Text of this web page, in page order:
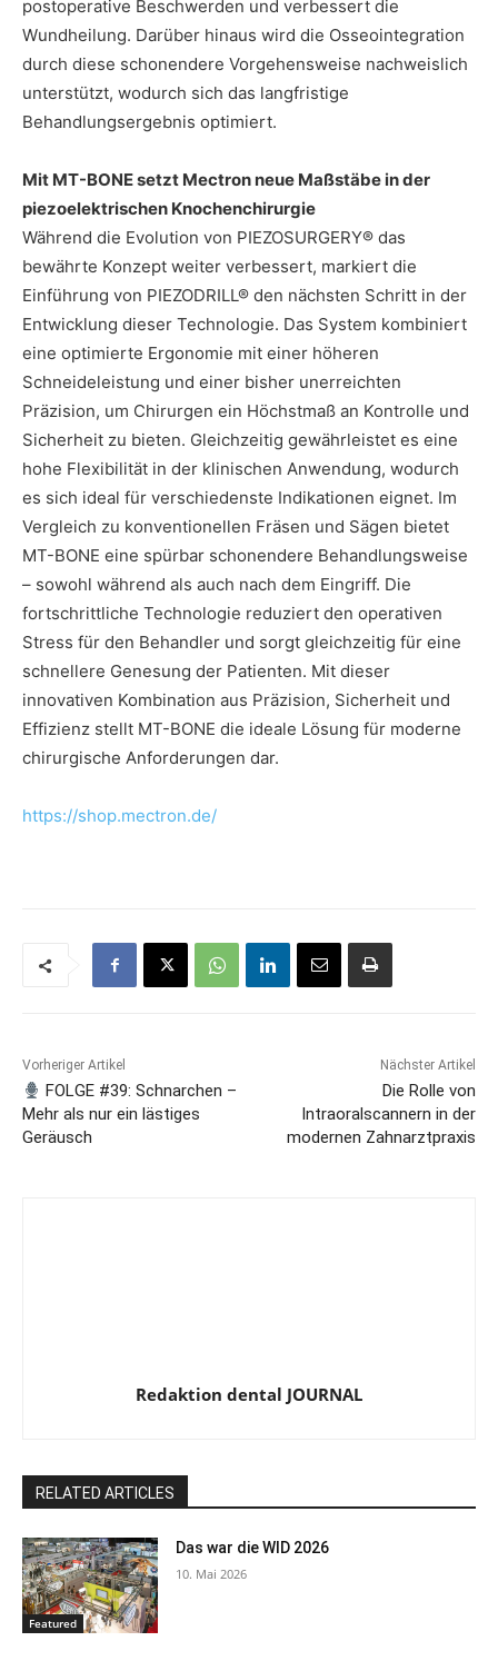
postoperative Beschwerden und verbessert die
Wundheilung. Darüber hinaus wird die Osseointegration
durch diese schonendere Vorgehensweise nachweislich
unterstützt, wodurch sich das langfristige
Behandlungsergebnis optimiert.
Mit MT-BONE setzt Mectron neue Maßstäbe in der
piezoelektrischen Knochenchirurgie
Während die Evolution von PIEZOSURGERY® das
bewährte Konzept weiter verbessert, markiert die
Einführung von PIEZODRILL® den nächsten Schritt in der
Entwicklung dieser Technologie. Das System kombiniert
eine optimierte Ergonomie mit einer höheren
Schneideleistung und einer bisher unerreichten
Präzision, um Chirurgen ein Höchstmaß an Kontrolle und
Sicherheit zu bieten. Gleichzeitig gewährleistet es eine
hohe Flexibilität in der klinischen Anwendung, wodurch
es sich ideal für verschiedenste Indikationen eignet. Im
Vergleich zu konventionellen Fräsen und Sägen bietet
MT-BONE eine spürbar schonendere Behandlungsweise
– sowohl während als auch nach dem Eingriff. Die
fortschrittliche Technologie reduziert den operativen
Stress für den Behandler und sorgt gleichzeitig für eine
schnellere Genesung der Patienten. Mit dieser
innovativen Kombination aus Präzision, Sicherheit und
Effizienz stellt MT-BONE die ideale Lösung für moderne
chirurgische Anforderungen dar.
https://shop.mectron.de/
Vorheriger Artikel
FOLGE #39: Schnarchen –
Mehr als nur ein lästiges
Geräusch
Nächster Artikel
Die Rolle von
Intraoralscannern in der
modernen Zahnarztpraxis
Redaktion dental JOURNAL
RELATED ARTICLES
Featured
Das war die WID 2026
10. Mai 2026